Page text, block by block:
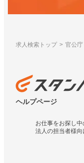
求人検索トップ 官公庁
ヘルプページ
お仕事をお探し中
法人の担当者様向